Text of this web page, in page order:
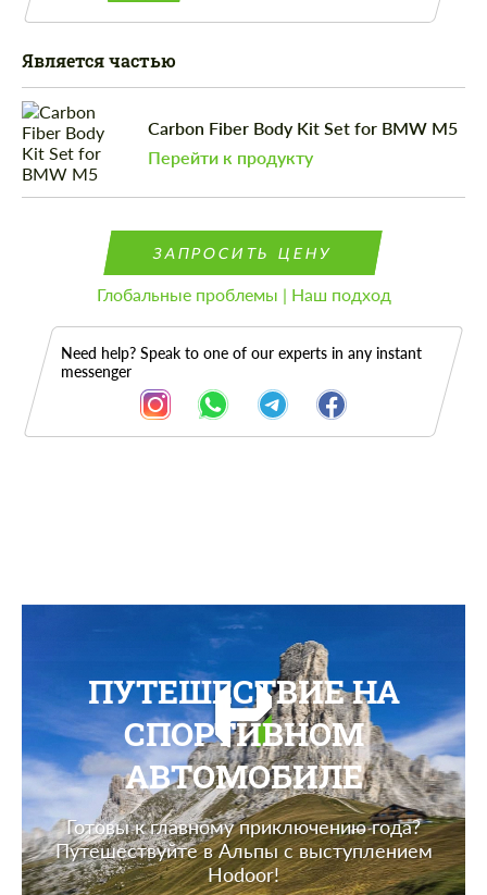
Является частью
Carbon Fiber Body Kit Set for BMW M5
Перейти к продукту
ЗАПРОСИТЬ ЦЕНУ
Глобальные проблемы | Наш подход
Need help? Speak to one of our experts in any instant
messenger
ПУТЕШЕСТВИЕ НА
СПОРТИВНОМ
АВТОМОБИЛЕ
Готовы к главному приключению года?
Путешествуйте в Альпы с выступлением
Hodoor!